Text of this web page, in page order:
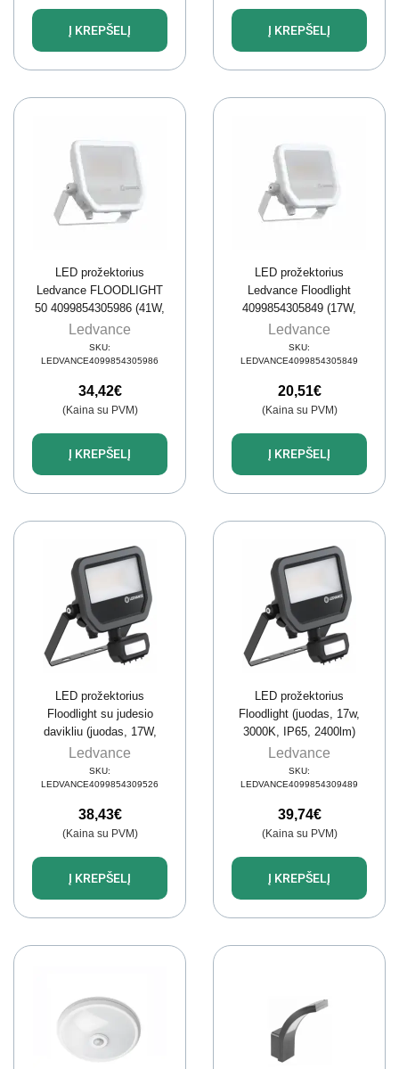
Į KREPŠELĮ Į KREPŠELĮ
LED prožektorius
Ledvance FLOODLIGHT
50 4099854305986 (41W,
4000K, 6000lm, IP66,
balta)
Ledvance
SKU:
LEDVANCE4099854305986
34,42€
(Kaina su PVM)
Į KREPŠELĮ
LED prožektorius
Ledvance Floodlight
4099854305849 (17W,
4000K, 2400lm, IP66,
baltas)
Ledvance
SKU:
LEDVANCE4099854305849
20,51€
(Kaina su PVM)
Į KREPŠELĮ
LED prožektorius
Floodlight su judesio
davikliu (juodas, 17W,
4000K) Ledvance
4099854309526
Ledvance
SKU:
LEDVANCE4099854309526
38,43€
(Kaina su PVM)
Į KREPŠELĮ
LED prožektorius
Floodlight (juodas, 17w,
3000K, IP65, 2400lm)
Ledvance 4099854309489
Ledvance
SKU:
LEDVANCE4099854309489
39,74€
(Kaina su PVM)
Į KREPŠELĮ